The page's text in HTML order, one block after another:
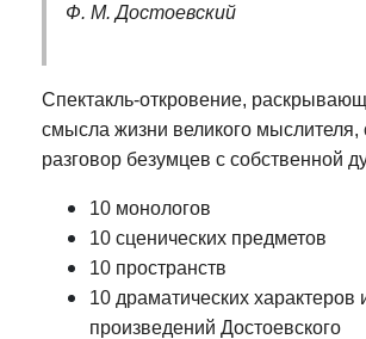
Ф. М. Достоевский
Спектакль-откровение,
смысла жизни великого мыслителя,
разговор безумцев с собственной
10 монологов
10 сценических предметов
10 пространств
10 драматических характеров
произведений Достоевского